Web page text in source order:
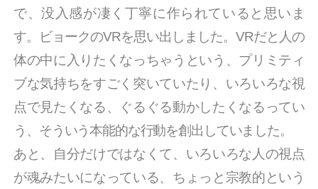
で、没入感が凄く丁寧に作られていると思いま
す。ビョークのVRを思い出しました。VRだと人の
体の中に入りたくなっちゃうという、プリミティ
ブな気持ちをすごく突いていたり、いろいろな視
点で見たくなる、ぐるぐる動かしたくなるってい
う、そういう本能的な行動を創出していました。
あと、自分だけではなくて、いろいろな人の視点
が魂みたいになっている、ちょっと宗教的という